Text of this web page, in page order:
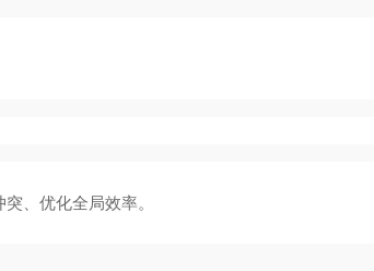
、优化全局效率。